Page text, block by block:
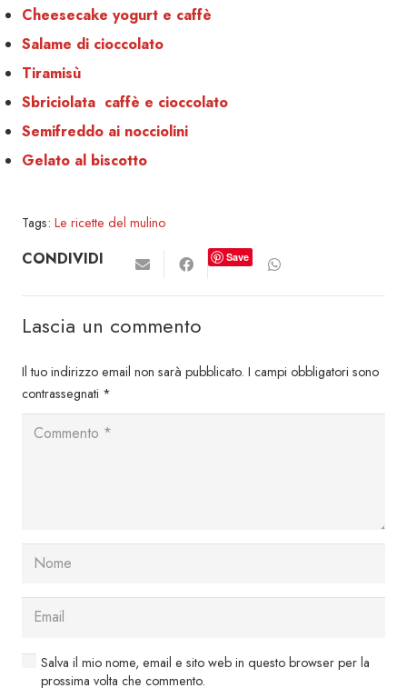
Cheesecake yogurt e caffè
Salame di cioccolato
Tiramisù
Sbriciolata caffè e cioccolato
Semifreddo ai nocciolini
Gelato al biscotto
Tags: Le ricette del mulino
CONDIVIDI Save
Lascia un commento
Il tuo indirizzo email non sarà pubblicato. I campi obbligatori sono
contrassegnati *
Salva il mio nome, email e sito web in questo browser per la
prossima volta che commento.